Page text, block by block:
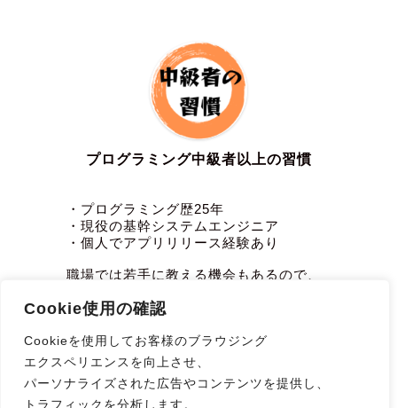
Cookie使用の確認
Cookieを使用してお客様のブラウジング
エクスペリエンスを向上させ、
パーソナライズされた広告やコンテンツを提供し、
トラフィックを分析します。
プログラミング中級者以上の習慣
・プログラミング歴25年
・現役の基幹システムエンジニア
・個人でアプリリリース経験あり
職場では若手に教える機会もあるので、
プログラミング初級者の壁を壊すには？
などを発信していきたいと思います
グラミング独学